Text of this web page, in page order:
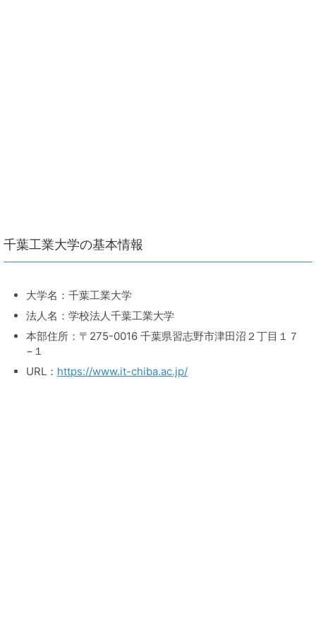
千葉工業大学の基本情報
大学名：千葉工業大学
法人名：学校法人千葉工業大学
本部住所：〒275-0016 千葉県習志野市津田沼２丁目１７
−１
URL： https://www.it-chiba.ac.jp/